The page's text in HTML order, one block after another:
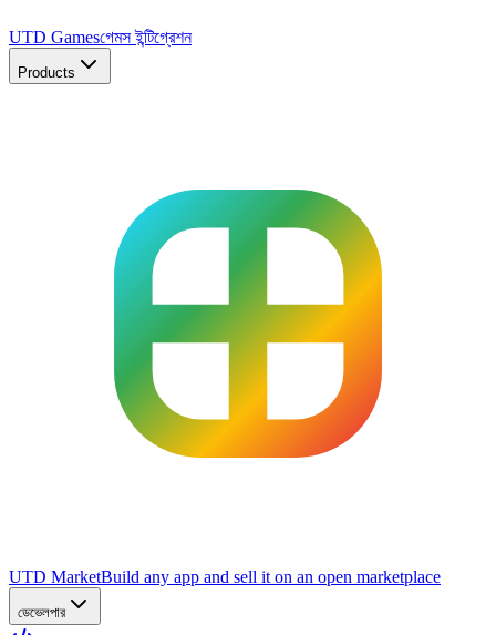
UTD Gamesগেমস ইন্টিগ্রেশন
Products
UTD MarketBuild any app and sell it on an open marketplace
ডেভেলপার